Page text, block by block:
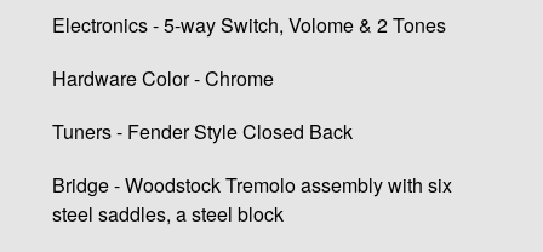
Electronics - 5-way Switch, Volome & 2 Tones
Hardware Color - Chrome
Tuners - Fender Style Closed Back
Bridge - Woodstock Tremolo assembly with six
steel saddles, a steel block